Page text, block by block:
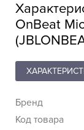
OnBeat
Бренд
Код товара